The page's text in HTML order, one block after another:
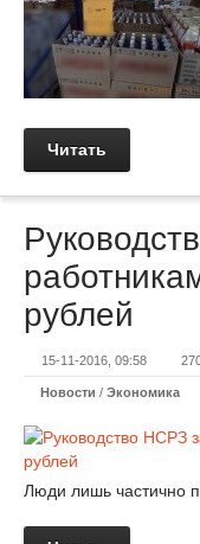
Читать
рублей
15-11-2016, 09:58
Новости / Экономика
Люди лишь частично